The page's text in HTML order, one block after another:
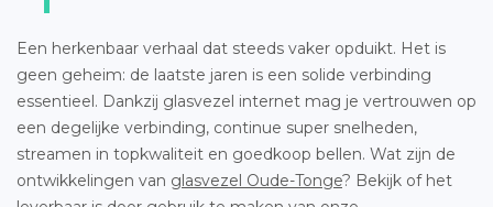
Een herkenbaar verhaal dat steeds vaker opduikt. Het is
geen geheim: de laatste jaren is een solide verbinding
essentieel. Dankzij glasvezel internet mag je vertrouwen op
een degelijke verbinding, continue super snelheden,
streamen in topkwaliteit en goedkoop bellen. Wat zijn de
ontwikkelingen van glasvezel Oude-Tonge? Bekijk of het